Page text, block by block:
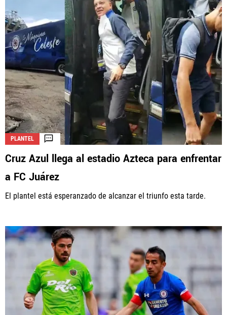
PLANTEL
Cruz Azul llega al estadio Azteca para enfrentar
a FC Juárez
El plantel está esperanzado de alcanzar el triunfo esta tarde.